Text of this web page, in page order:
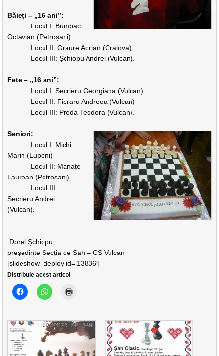
Băieți – „16 ani”:
Locul I: Bumbac
Octavian (Petroșani)
Locul II: Graure Adrian (Craiova)
Locul III: Șchiopu Andrei (Vulcan).
Fete – „16 ani”:
Locul I: Secrieru Georgiana (Vulcan)
Locul II: Fieraru Andreea (Vulcan)
Locul III: Preda Teodora (Vulcan).
Seniori:
Locul I: Michi
Marin (Lupeni)
Locul II: Manațe
Laurean (Petroșani)
Locul III:
Secrieru Andrei
(Vulcan).
Dorel Şchiopu,
președinte Secția de Sah – CS Vulcan
[slideshow_deploy id=’13836′]
Distribuie acest articol